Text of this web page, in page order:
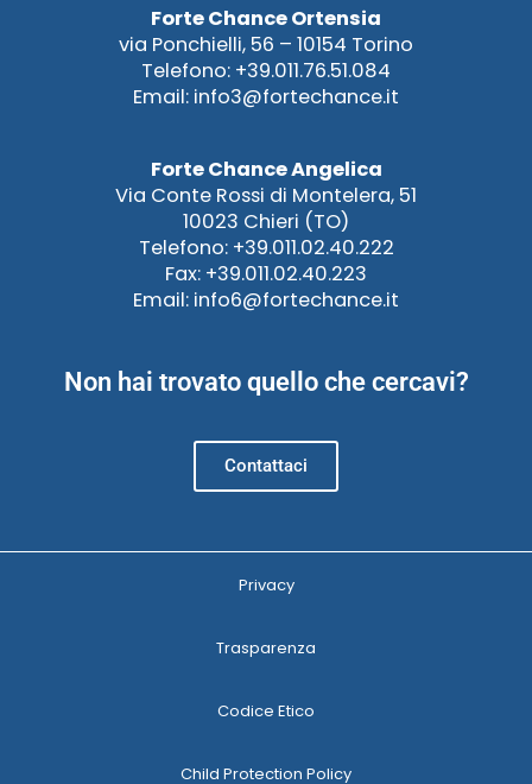
Forte Chance Ortensia
via Ponchielli, 56 – 10154 Torino
Telefono: +39.011.76.51.084
Email: info3@fortechance.it
Forte Chance Angelica
Via Conte Rossi di Montelera, 51
10023 Chieri (TO)
Telefono: +39.011.02.40.222
Fax: +39.011.02.40.223
Email: info6@fortechance.it
Non hai trovato quello che cercavi?
Contattaci
Privacy
Trasparenza
Codice Etico
Child Protection Policy